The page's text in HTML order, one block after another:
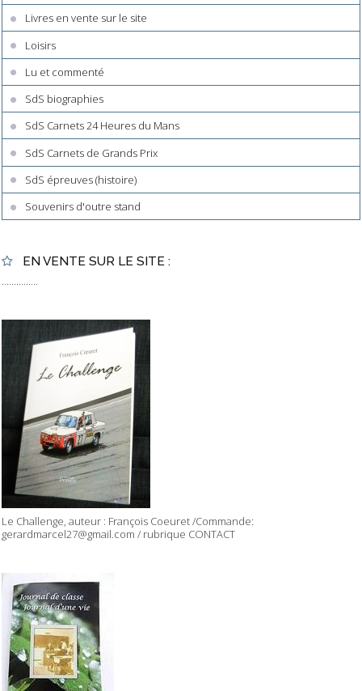
Livres en vente sur le site
Loisirs
Lu et commenté
SdS biographies
SdS Carnets 24 Heures du Mans
SdS Carnets de Grands Prix
SdS épreuves (histoire)
Souvenirs d'outre stand
EN VENTE SUR LE SITE :
...............
Le Challenge, auteur : François Coeuret /Commande:
gerardmarcel27@gmail.com / rubrique CONTACT